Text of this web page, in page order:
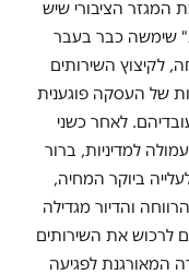
המגזר הציבורי שיש
שימשה כבר בעבר
לקיצוץ השירותים
של העסקה פוגענית
לאחר כשני
למדיניות, ברור
ביוקר המחיה,
והדיור מגדילה
לרכוש את השירותים
המאורגנת לפגיעה